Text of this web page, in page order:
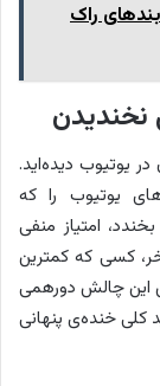
از بهترین بندهای راک
یوتیوب دیده‌اید.
یوتیوب را که
امتیاز منفی
کسی که کمترین
این چالش دورهمی
کلی خنده‌ی پنهانی